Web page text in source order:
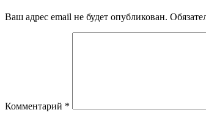
Ваш адрес email не будет опубликован.
Комментарий *